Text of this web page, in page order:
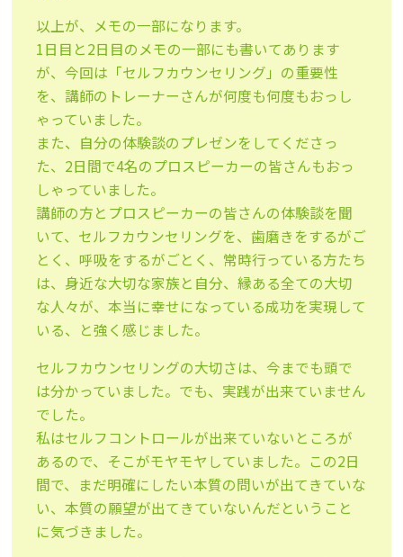
以上が、メモの一部になります。
1日目と2日目のメモの一部にも書いてあります
が、今回は「セルフカウンセリング」の重要性
を、講師のトレーナーさんが何度も何度もおっし
ゃっていました。
また、自分の体験談のプレゼンをしてくださっ
た、2日間で4名のプロスピーカーの皆さんもおっ
しゃっていました。
講師の方とプロスピーカーの皆さんの体験談を聞
いて、セルフカウンセリングを、歯磨きをするがご
とく、呼吸をするがごとく、常時行っている方たち
は、身近な大切な家族と自分、縁ある全ての大切
な人々が、本当に幸せになっている成功を実現して
いる、と強く感じました。
セルフカウンセリングの大切さは、今までも頭で
は分かっていました。でも、実践が出来ていません
でした。
私はセルフコントロールが出来ていないところが
あるので、そこがモヤモヤしていました。この2日
間で、まだ明確にしたい本質の問いが出てきていな
い、本質の願望が出てきていないんだということ
に気づきました。